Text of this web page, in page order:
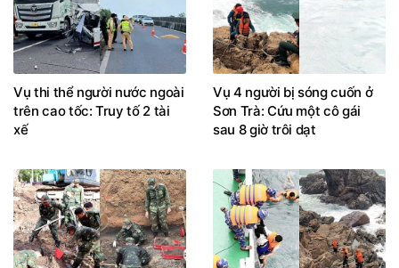
Vụ thi thể người nước ngoài
trên cao tốc: Truy tố 2 tài
xế
Vụ 4 người bị sóng cuốn ở
Sơn Trà: Cứu một cô gái
sau 8 giờ trôi dạt